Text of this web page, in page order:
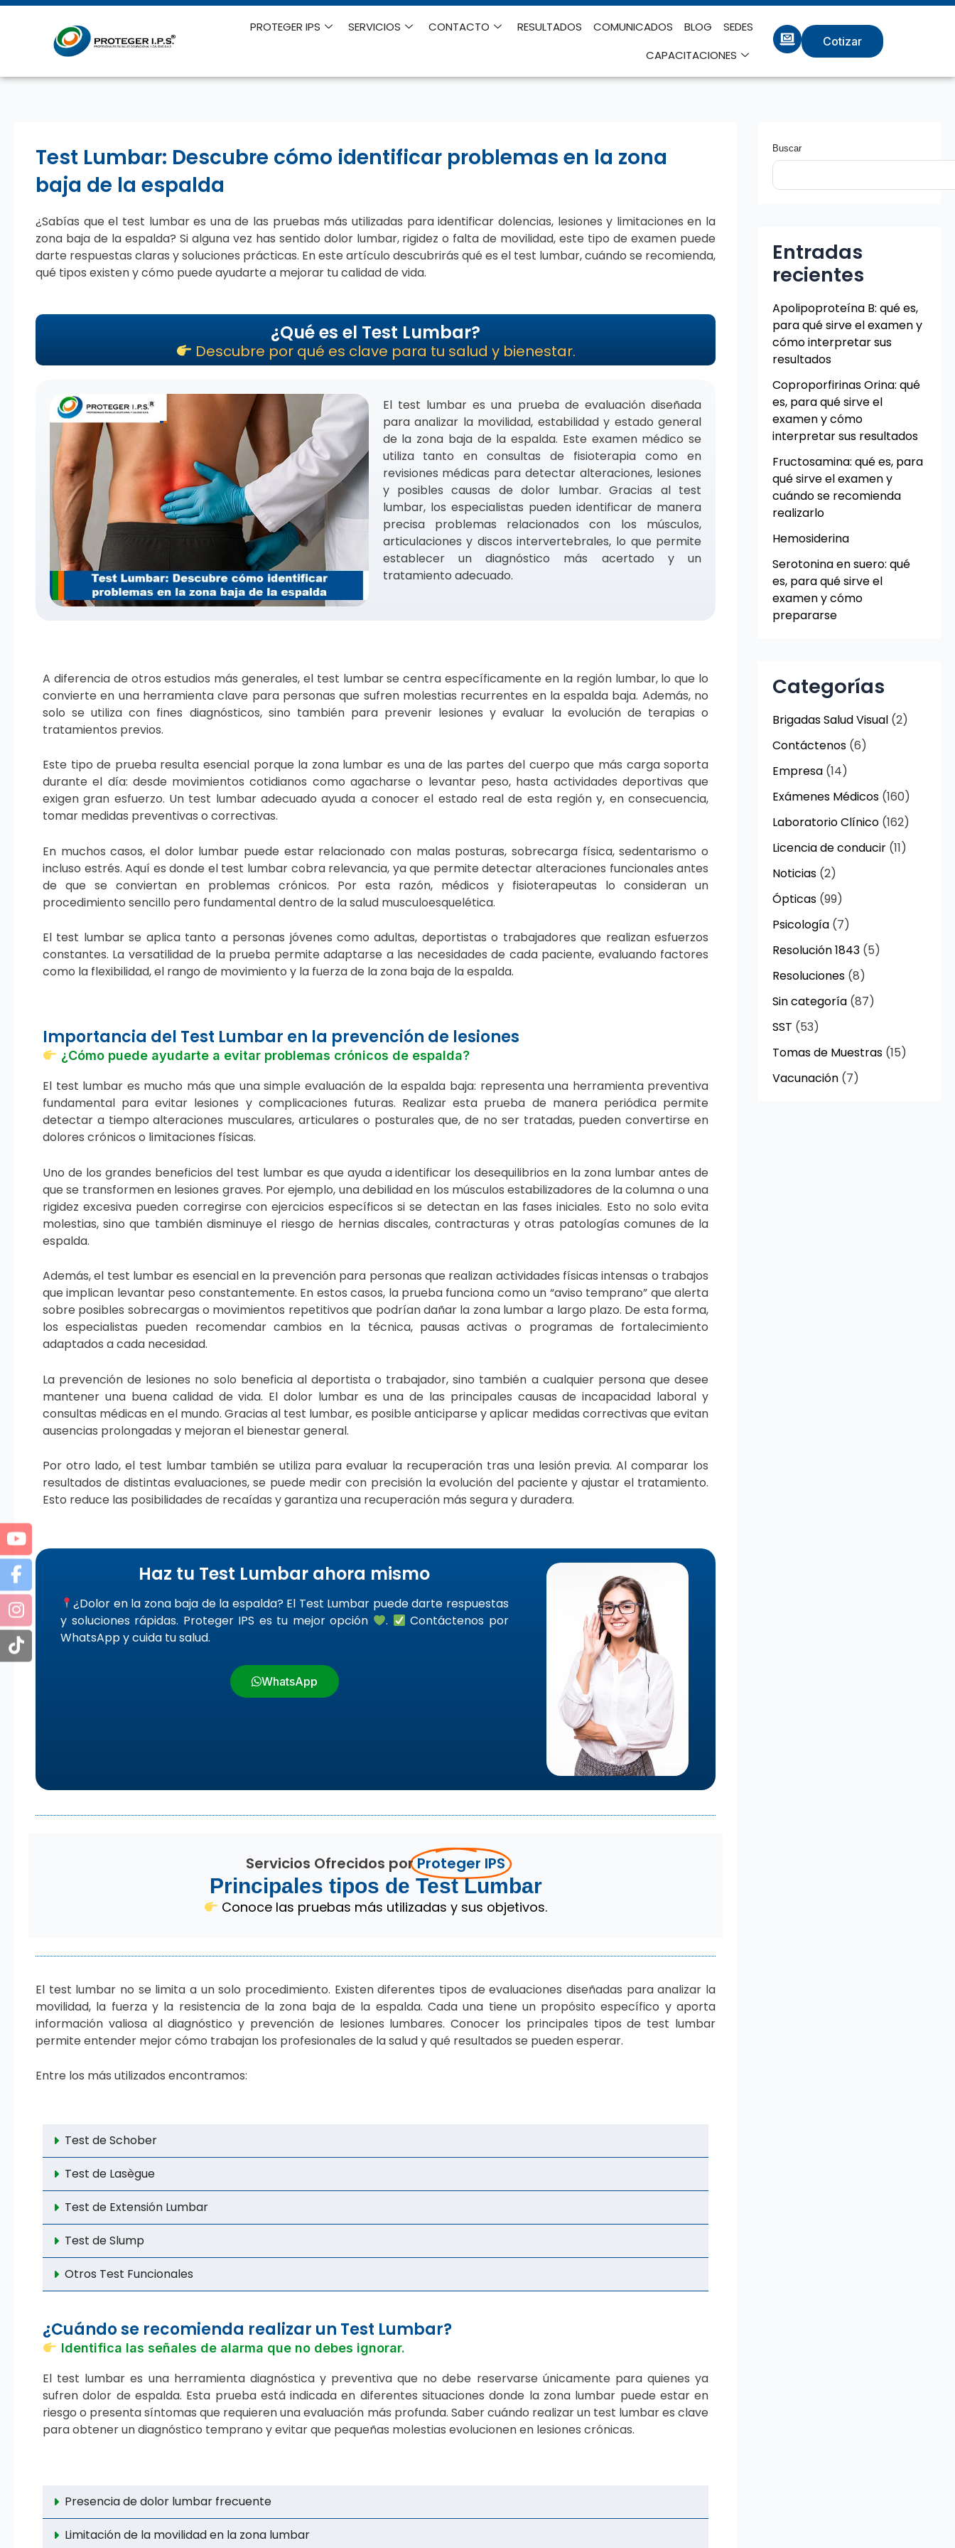
Ir
contenido
PROTEGER IPS SERVICIOS CONTACTO RESULTADOS COMUNICADOS BLOG
SEDES
CAPACITACIONES
Cotizar
Test Lumbar: Descubre cómo identificar problemas en la zona
baja de la espalda
¿Sabías que el test lumbar es una de las pruebas más utilizadas para identificar dolencias, lesiones y limitaciones en la
zona baja de la espalda? Si alguna vez has sentido dolor lumbar, rigidez o falta de movilidad, este tipo de examen puede
darte respuestas claras y soluciones prácticas. En este artículo descubrirás qué es el test lumbar, cuándo se recomienda,
qué tipos existen y cómo puede ayudarte a mejorar tu calidad de vida.
¿Qué es el Test Lumbar?
Descubre por qué es clave para tu salud y bienestar.
El test lumbar es una prueba de evaluación diseñada
para analizar la movilidad, estabilidad y estado general
de la zona baja de la espalda. Este examen médico se
utiliza tanto en consultas de fisioterapia como en
revisiones médicas para detectar alteraciones, lesiones
y posibles causas de dolor lumbar. Gracias al test
lumbar, los especialistas pueden identificar de manera
precisa problemas relacionados con los músculos,
articulaciones y discos intervertebrales, lo que permite
establecer un diagnóstico más acertado y un
tratamiento adecuado.
A diferencia de otros estudios más generales, el test lumbar se centra específicamente en la región lumbar, lo que lo
convierte en una herramienta clave para personas que sufren molestias recurrentes en la espalda baja. Además, no
solo se utiliza con fines diagnósticos, sino también para prevenir lesiones y evaluar la evolución de terapias o
tratamientos previos.
Este tipo de prueba resulta esencial porque la zona lumbar es una de las partes del cuerpo que más carga soporta
durante el día: desde movimientos cotidianos como agacharse o levantar peso, hasta actividades deportivas que
exigen gran esfuerzo. Un test lumbar adecuado ayuda a conocer el estado real de esta región y, en consecuencia,
tomar medidas preventivas o correctivas.
En muchos casos, el dolor lumbar puede estar relacionado con malas posturas, sobrecarga física, sedentarismo o
incluso estrés. Aquí es donde el test lumbar cobra relevancia, ya que permite detectar alteraciones funcionales antes
de que se conviertan en problemas crónicos. Por esta razón, médicos y fisioterapeutas lo consideran un
procedimiento sencillo pero fundamental dentro de la salud musculoesquelética.
El test lumbar se aplica tanto a personas jóvenes como adultas, deportistas o trabajadores que realizan esfuerzos
constantes. La versatilidad de la prueba permite adaptarse a las necesidades de cada paciente, evaluando factores
como la flexibilidad, el rango de movimiento y la fuerza de la zona baja de la espalda.
Importancia del Test Lumbar en la prevención de lesiones
¿Cómo puede ayudarte a evitar problemas crónicos de espalda?
El test lumbar es mucho más que una simple evaluación de la espalda baja: representa una herramienta preventiva
fundamental para evitar lesiones y complicaciones futuras. Realizar esta prueba de manera periódica permite
detectar a tiempo alteraciones musculares, articulares o posturales que, de no ser tratadas, pueden convertirse en
dolores crónicos o limitaciones físicas.
Uno de los grandes beneficios del test lumbar es que ayuda a identificar los desequilibrios en la zona lumbar antes de
que se transformen en lesiones graves. Por ejemplo, una debilidad en los músculos estabilizadores de la columna o una
rigidez excesiva pueden corregirse con ejercicios específicos si se detectan en las fases iniciales. Esto no solo evita
molestias, sino que también disminuye el riesgo de hernias discales, contracturas y otras patologías comunes de la
espalda.
Además, el test lumbar es esencial en la prevención para personas que realizan actividades físicas intensas o trabajos
que implican levantar peso constantemente. En estos casos, la prueba funciona como un “aviso temprano” que alerta
sobre posibles sobrecargas o movimientos repetitivos que podrían dañar la zona lumbar a largo plazo. De esta forma,
los especialistas pueden recomendar cambios en la técnica, pausas activas o programas de fortalecimiento
adaptados a cada necesidad.
La prevención de lesiones no solo beneficia al deportista o trabajador, sino también a cualquier persona que desee
mantener una buena calidad de vida. El dolor lumbar es una de las principales causas de incapacidad laboral y
consultas médicas en el mundo. Gracias al test lumbar, es posible anticiparse y aplicar medidas correctivas que evitan
ausencias prolongadas y mejoran el bienestar general.
Por otro lado, el test lumbar también se utiliza para evaluar la recuperación tras una lesión previa. Al comparar los
resultados de distintas evaluaciones, se puede medir con precisión la evolución del paciente y ajustar el tratamiento.
Esto reduce las posibilidades de recaídas y garantiza una recuperación más segura y duradera.
Haz tu Test Lumbar ahora mismo
¿Dolor en la zona baja de la espalda? El Test Lumbar puede darte respuestas
y soluciones rápidas. Proteger IPS es tu mejor opción
.
Contáctenos por
WhatsApp y cuida tu salud.
WhatsApp
Servicios Ofrecidos porProteger IPS
Principales tipos de Test Lumbar
Conoce las pruebas más utilizadas y sus objetivos.
El test lumbar no se limita a un solo procedimiento. Existen diferentes tipos de evaluaciones diseñadas para analizar la
movilidad, la fuerza y la resistencia de la zona baja de la espalda. Cada una tiene un propósito específico y aporta
información valiosa al diagnóstico y prevención de lesiones lumbares. Conocer los principales tipos de test lumbar
permite entender mejor cómo trabajan los profesionales de la salud y qué resultados se pueden esperar.
Entre los más utilizados encontramos:
Test de Schober
Test de Lasègue
Test de Extensión Lumbar
Test de Slump
Otros Test Funcionales
¿Cuándo se recomienda realizar un Test Lumbar?
Identifica las señales de alarma que no debes ignorar.
El test lumbar es una herramienta diagnóstica y preventiva que no debe reservarse únicamente para quienes ya
sufren dolor de espalda. Esta prueba está indicada en diferentes situaciones donde la zona lumbar puede estar en
riesgo o presenta síntomas que requieren una evaluación más profunda. Saber cuándo realizar un test lumbar es clave
para obtener un diagnóstico temprano y evitar que pequeñas molestias evolucionen en lesiones crónicas.
Presencia de dolor lumbar frecuente
Limitación de la movilidad en la zona lumbar
Buscar
Entradas
recientes
Apolipoproteína B: qué es,
para qué sirve el examen y
cómo interpretar sus
resultados
Coproporfirinas Orina: qué
es, para qué sirve el
examen y cómo
interpretar sus resultados
Fructosamina: qué es, para
qué sirve el examen y
cuándo se recomienda
realizarlo
Hemosiderina
Serotonina en suero: qué
es, para qué sirve el
examen y cómo
prepararse
Categorías
Brigadas Salud Visual (2)
Contáctenos (6)
Empresa (14)
Exámenes Médicos (160)
Laboratorio Clínico (162)
Licencia de conducir (11)
Noticias (2)
Ópticas (99)
Psicología (7)
Resolución 1843 (5)
Resoluciones (8)
Sin categoría (87)
SST (53)
Tomas de Muestras (15)
Vacunación (7)